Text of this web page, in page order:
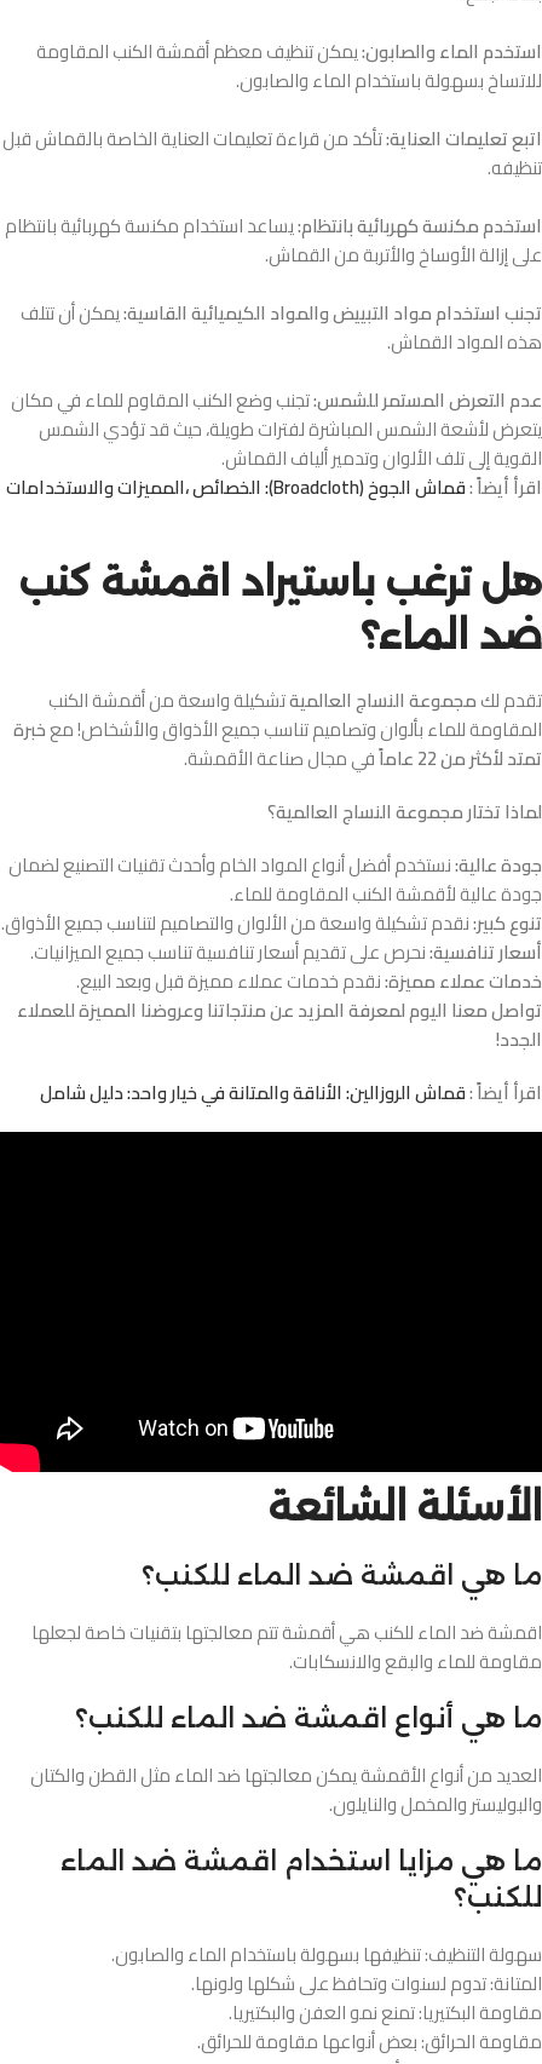
استخدم الماء والصابون:يمكن تنظيف معظم أقمشة الكنب المقاومة
للاتساخ بسهولة باستخدام الماء والصابون.
اتبع تعليمات العناية:تأكد من قراءة تعليمات العناية الخاصة بالقماش قبل
تنظيفه.
استخدم مكنسة كهربائية بانتظام:يساعد استخدام مكنسة كهربائية بانتظام
على إزالة الأوساخ والأتربة من القماش.
تجنب استخدام مواد التبييض والمواد الكيميائية القاسية:يمكن أن تتلف
هذه المواد القماش.
عدم التعرض المستمر للشمس:تجنب وضع الكنب المقاوم للماء في مكان
يتعرض لأشعة الشمس المباشرة لفترات طويلة، حيث قد تؤدي الشمس
القوية إلى تلف الألوان وتدمير ألياف القماش.
اقرأ أيضاً :قماش الجوخ (Broadcloth): الخصائص ،المميزات والاستخدامات
هل ترغب باستيراد اقمشة كنب
ضد الماء؟
تقدم لكمجموعة النساج العالميةتشكيلة واسعة من أقمشة الكنب
المقاومة للماء بألوان وتصاميم تناسب جميع الأذواق والأشخاص! معخبرة
تمتد لأكثر من 22 عاماً
في مجال صناعة الأقمشة.
لماذا تختار مجموعة النساج العالمية؟
جودة عالية:نستخدم أفضل أنواع المواد الخام وأحدث تقنيات التصنيع لضمان
جودة عالية لأقمشة الكنب المقاومة للماء.
تنوع كبير:نقدم تشكيلة واسعة من الألوان والتصاميم لتناسب جميع الأذواق.
أسعار تنافسية:نحرص على تقديم أسعار تنافسية تناسب جميع الميزانيات.
خدمات عملاء مميزة:نقدم خدمات عملاء مميزة قبل وبعد البيع.
تواصل معنا اليوم لمعرفة المزيد عن منتجاتنا وعروضنا المميزة للعملاء
الجدد!
اقرأ أيضاً :قماش الروزالين: الأناقة والمتانة في خيار واحد: دليل شامل
الأسئلة الشائعة
ما هي اقمشة ضد الماء للكنب؟
اقمشة ضد الماء للكنب هي أقمشة تتم معالجتها بتقنيات خاصة لجعلها
مقاومة للماء والبقع والانسكابات.
ما هي أنواع اقمشة ضد الماء للكنب؟
العديد من أنواع الأقمشة يمكن معالجتها ضد الماء مثل القطن والكتان
والبوليستر والمخمل والنايلون.
ما هي مزايا استخدام اقمشة ضد الماء
للكنب؟
سهولة التنظيف: تنظيفها بسهولة باستخدام الماء والصابون.
المتانة: تدوم لسنوات وتحافظ على شكلها ولونها.
مقاومة البكتيريا: تمنع نمو العفن والبكتيريا.
مقاومة الحرائق: بعض أنواعها مقاومة للحرائق.